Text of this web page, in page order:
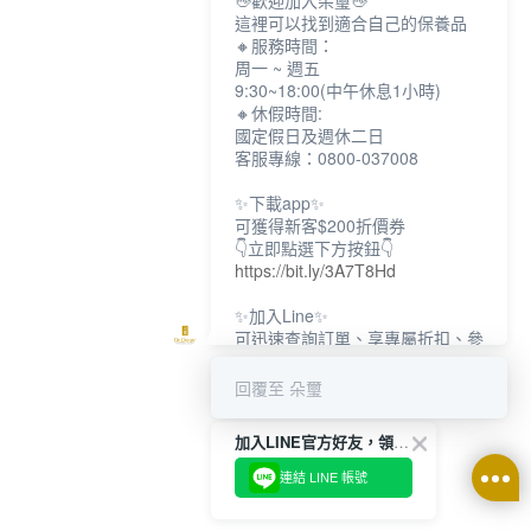
加入LINE官方好友，領取$200折價券
連結 LINE 帳號
這裡可以找到適合自己的保養品
🔸服務時間：
周一 ~ 週五
9:30~18:00(中午休息1小時)
🔸休假時間:
國定假日及週休二日
客服專線：0800-037008
✨下載app✨
可獲得新客$200折價券
👇立即點選下方按鈕👇
https://bit.ly/3A7T8Hd
✨加入Line✨
可迅速查詢訂單、享專屬折扣、參
👇立即點選下方按鈕👇
✨追蹤IG✨
👇立即點選下方按鈕👇
https://bit.ly/3w8zJm1
回覆至 朵璽